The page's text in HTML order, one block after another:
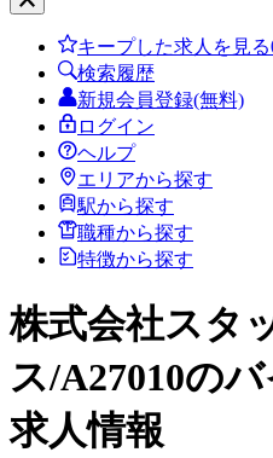
キープした求人を見る
検索履歴
新規会員登録(無料)
ログイン
ヘルプ
エリアから探す
駅から探す
職種から探す
特徴から探す
株式会社スタ
ス/A27010の
求人情報